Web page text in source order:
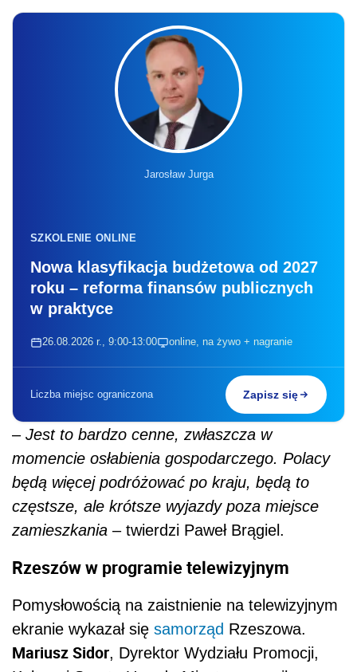
Jarosław Jurga
SZKOLENIE ONLINE
Nowa klasyfikacja budżetowa od 2027
roku – reforma finansów publicznych
w praktyce
26.08.2026 r., 9:00-13:00 online, na żywo + nagranie
Liczba miejsc ograniczona Zapisz się
– Jest to bardzo cenne, zwłaszcza w
momencie osłabienia gospodarczego. Polacy
będą więcej podróżować po kraju, będą to
częstsze, ale krótsze wyjazdy poza miejsce
zamieszkania – twierdzi Paweł Brągiel.
Rzeszów w programie telewizyjnym
Pomysłowością na zaistnienie na telewizyjnym
ekranie wykazał się samorząd Rzeszowa.
Mariusz Sidor, Dyrektor Wydziału Promocji,